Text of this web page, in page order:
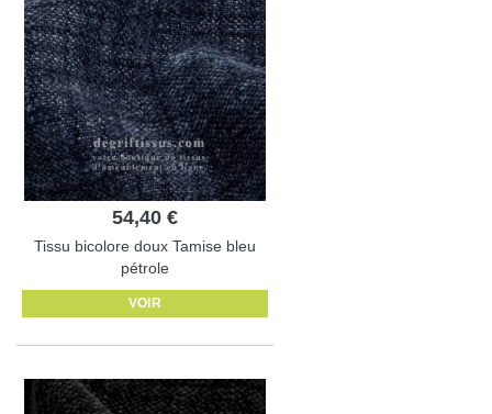
54,40 €
Tissu bicolore doux Tamise bleu
pétrole
VOIR